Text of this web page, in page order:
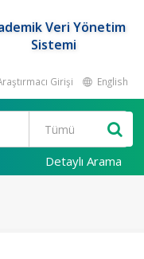
Veri Yönetim
Sistemi
Girişi English
Detaylı Arama